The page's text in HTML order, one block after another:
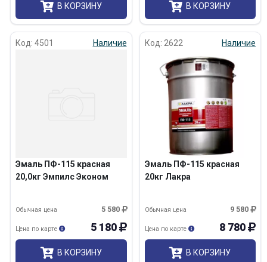
В КОРЗИНУ В КОРЗИНУ
Код: 4501 Наличие
Эмаль ПФ-115 красная
20,0кг Эмпилс Эконом
5 580
Обычная цена
5 180
Цена по карте
В КОРЗИНУ
Код: 2622 Наличие
Эмаль ПФ-115 красная
20кг Лакра
9 580
Обычная цена
8 780
Цена по карте
В КОРЗИНУ